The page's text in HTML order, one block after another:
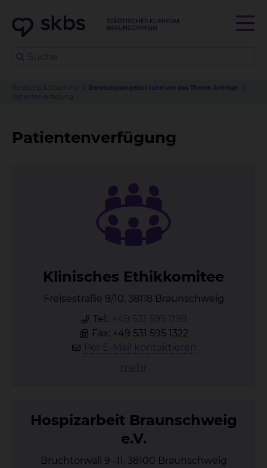
Beratung & Coaching
Beratungsangebot rund um das Thema Anträge
Patientenverfügung
Patientenverfügung
Kli­ni­sches Ethik­ko­mi­tee
Freisestraße 9/10, 38118 Braunschweig
Tel.: +49 531 595 1199
Fax: +49 531 595 1322
Per E-Mail kontaktieren
mehr
Hos­piz­ar­beit Braun­schweig
e.V.
Bruchtorwall 9 -11, 38100 Braunschweig